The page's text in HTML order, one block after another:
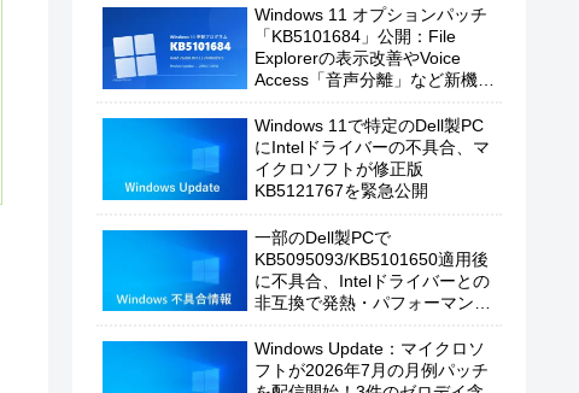
Windows 11 オプションパッチ
「KB5101684」公開：File
Explorerの表示改善やVoice
Access「音声分離」など新機能
Windows 11で特定のDell製PC
にIntelドライバーの不具合、マ
イクロソフトが修正版
KB5121767を緊急公開
一部のDell製PCで
KB5095093/KB5101650適用後
に不具合、Intelドライバーとの
非互換で発熱・パフォーマンス
Windows Update：マイクロソ
フトが2026年7月の月例パッチ